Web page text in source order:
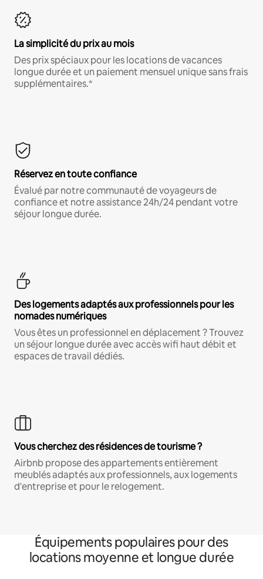
La simplicité du prix au mois
Des prix spéciaux pour les locations de vacances
longue durée et un paiement mensuel unique sans frais
supplémentaires.*
Réservez en toute confiance
Évalué par notre communauté de voyageurs de
confiance et notre assistance 24h/24 pendant votre
séjour longue durée.
Des logements adaptés aux professionnels pour les
nomades numériques
Vous êtes un professionnel en déplacement ? Trouvez
un séjour longue durée avec accès wifi haut débit et
espaces de travail dédiés.
Vous cherchez des résidences de tourisme ?
Airbnb propose des appartements entièrement
meublés adaptés aux professionnels, aux logements
d'entreprise et pour le relogement.
Équipements populaires pour des
locations moyenne et longue durée